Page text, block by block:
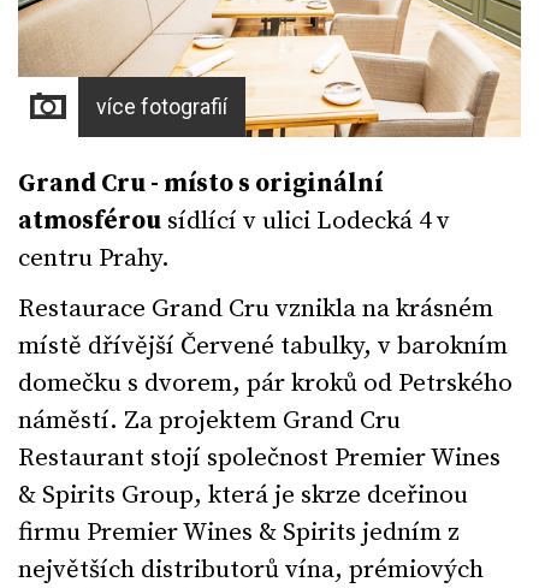
více fotografií
Grand Cru - místo s originální
atmosférou sídlící v ulici Lodecká 4 v
centru Prahy.
Restaurace Grand Cru vznikla na krásném
místě dřívější Červené tabulky, v barokním
domečku s dvorem, pár kroků od Petrského
náměstí. Za projektem Grand Cru
Restaurant stojí společnost Premier Wines
& Spirits Group, která je skrze dceřinou
firmu Premier Wines & Spirits jedním z
největších distributorů vína, prémiových